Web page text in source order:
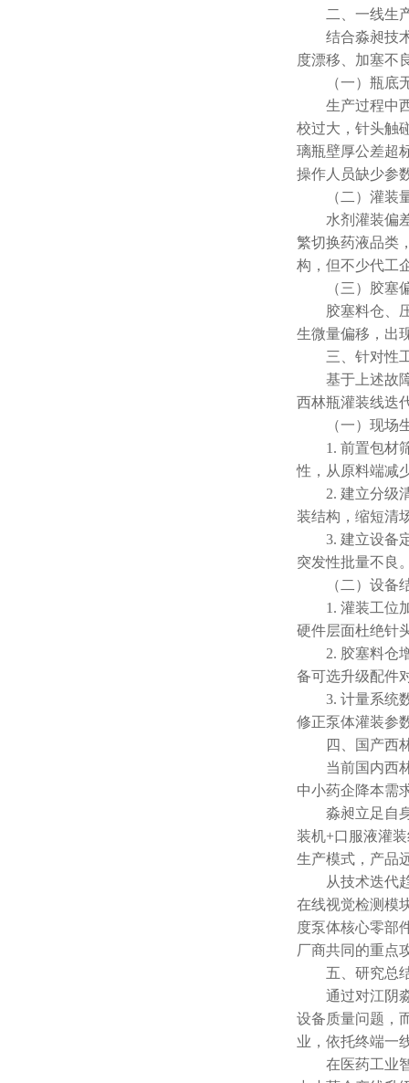
二、一线生产
结合淼昶技术
度漂移、加塞不
（一）瓶底无
生产过程中西
校过大，针头触
璃瓶壁厚公差超
操作人员缺少参
（二）灌装量
水剂灌装偏差
繁切换药液品类
构，但不少代工
（三）胶塞偏
胶塞料仓、压
生微量偏移，出
三、针对性工
基于上述故障
西林瓶灌装线迭
（一）现场生
1. 前置包材筛
性，从原料端减
2. 建立分级清
装结构，缩短清
3. 建立设备定
突发性批量不良
（二）设备结
1. 灌装工位加
硬件层面杜绝针
2. 胶塞料仓增
备可选升级配件
3. 计量系统数
修正泵体灌装参
四、国产西林
当前国内西林
中小药企降本需
淼昶立足自身
装机+口服液灌
生产模式，产品
从技术迭代趋
在线视觉检测模
度泵体核心零部
厂商共同的重点
五、研究总结
通过对江阴淼
设备质量问题，
业，依托终端一
在医药工业智